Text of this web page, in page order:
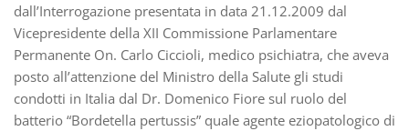
dall’Interrogazione presentata in data 21.12.2009 dal
Vicepresidente della XII Commissione Parlamentare
Permanente On. Carlo Ciccioli, medico psichiatra, che aveva
posto all’attenzione del Ministro della Salute gli studi
condotti in Italia dal Dr. Domenico Fiore sul ruolo del
batterio “Bordetella pertussis” quale agente eziopatologico di